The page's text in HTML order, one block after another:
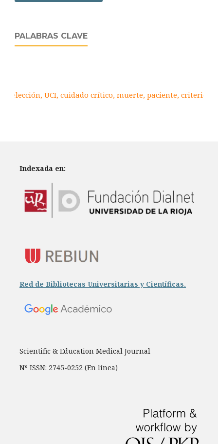
PALABRAS CLAVE
Selección, UCI, cuidado crítico, muerte, paciente, criterios.
Indexada en:
Red de Bibliotecas Universitarias y Científicas.
Scientific & Education Medical Journal
Nº ISSN: 2745-0252 (En línea)